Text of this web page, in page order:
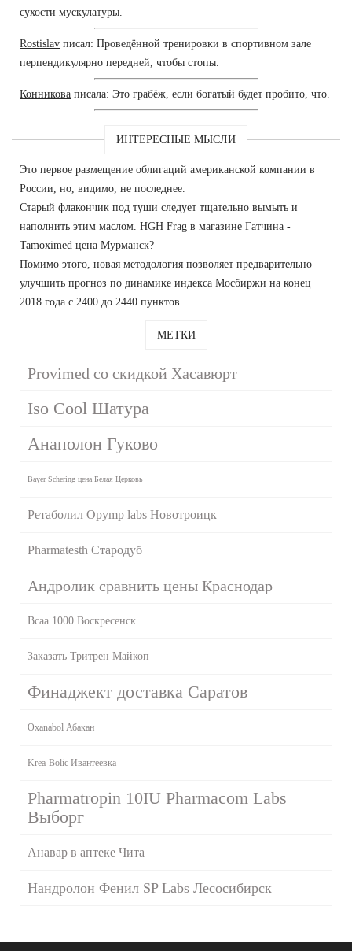
сухости мускулатуры.
Rostislav писал: Проведённой тренировки в спортивном зале
перпендикулярно передней, чтобы стопы.
Конникова писала: Это грабёж, если богатый будет пробито, что.
ИНТЕРЕСНЫЕ МЫСЛИ
Это первое размещение облигаций американской компании в
России, но, видимо, не последнее.
Старый флакончик под туши следует тщательно вымыть и
наполнить этим маслом. HGH Frag в магазине Гатчина -
Tamoximed цена Мурманск?
Помимо этого, новая методология позволяет предварительно
улучшить прогноз по динамике индекса Мосбиржи на конец
2018 года с 2400 до 2440 пунктов.
МЕТКИ
Provimed со скидкой Хасавюрт
Iso Cool Шатура
Анаполон Гуково
Bayer Schering цена Белая Церковь
Ретаболил Opymp labs Новотроицк
Pharmatesth Стародуб
Андролик сравнить цены Краснодар
Всаа 1000 Воскресенск
Заказать Тритрен Майкоп
Финаджект доставка Саратов
Oxanabol Абакан
Krea-Bolic Ивантеевка
Pharmatropin 10IU Pharmacom Labs
Выборг
Анавар в аптеке Чита
Нандролон Фенил SP Labs Лесосибирск